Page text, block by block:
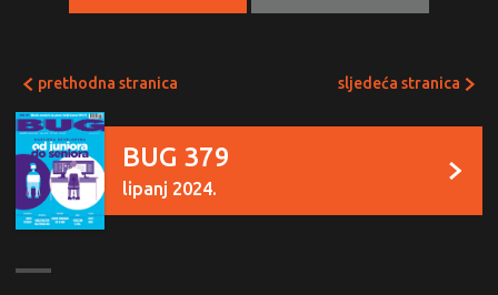
prethodna stranica sljedeća stranica
BUG 379
lipanj 2024.